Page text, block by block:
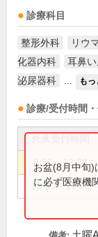
診療科目
整形外科 リウ
化器内科
耳鼻
泌尿器科
も
診療/受付時間・
8:30～12:30
13:30～17:00
お盆(8月中旬)
に必ず医療機